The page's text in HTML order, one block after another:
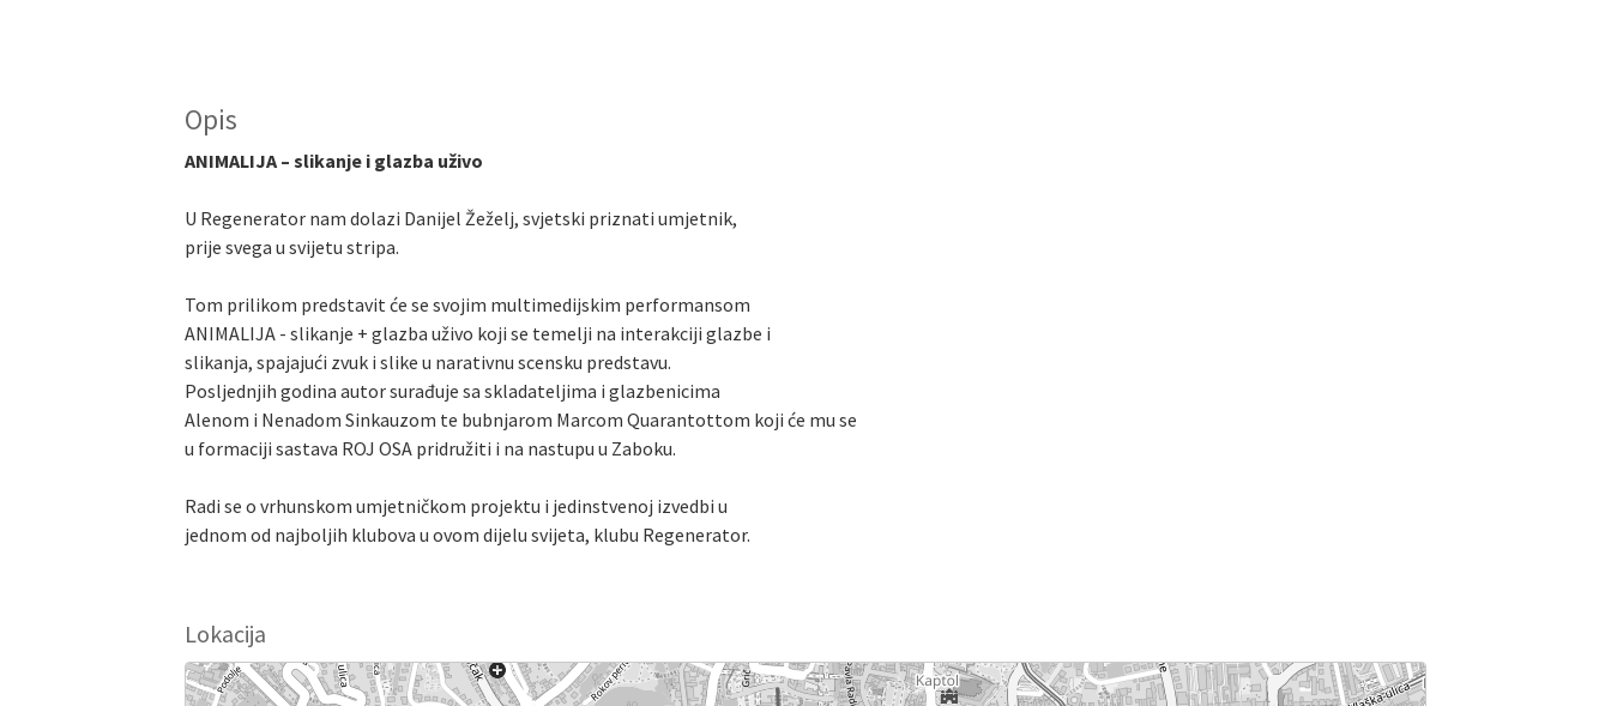
Opis
ANIMALIJA – slikanje i glazba uživo
U Regenerator nam dolazi Danijel Žeželj, svjetski priznati umjetnik,
prije svega u svijetu stripa.
Tom prilikom predstavit će se svojim multimedijskim performansom
ANIMALIJA - slikanje + glazba uživo koji se temelji na interakciji glazbe i
slikanja, spajajući zvuk i slike u narativnu scensku predstavu.
Posljednjih godina autor surađuje sa skladateljima i glazbenicima
Alenom i Nenadom Sinkauzom te bubnjarom Marcom Quarantottom koji će mu se
u formaciji sastava ROJ OSA pridružiti i na nastupu u Zaboku.
Radi se o vrhunskom umjetničkom projektu i jedinstvenoj izvedbi u
jednom od najboljih klubova u ovom dijelu svijeta, klubu Regenerator.
Lokacija